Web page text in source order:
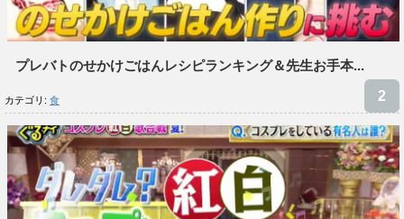
プレバトのせかけごはんレシピランキング＆先生お手本...
カテゴリ: 食